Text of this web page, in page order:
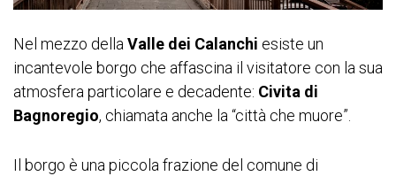
Nel mezzo dellaValle dei Calanchi esiste un
incantevole borgo che affascina il visitatore con la sua
atmosfera particolare e decadente: Civita di
Bagnoregio, chiamata anche la “città che muore”.
Il borgo è una piccola frazione del comune di